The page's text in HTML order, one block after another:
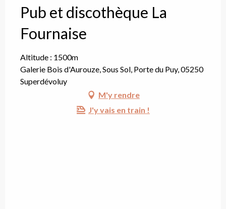
Pub et discothèque La
Fournaise
Altitude : 1500m
Galerie Bois d'Aurouze, Sous Sol, Porte du Puy, 05250
Superdévoluy
M'y rendre
J'y vais en train !